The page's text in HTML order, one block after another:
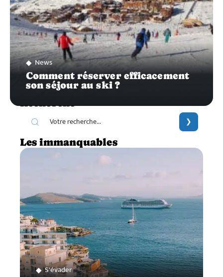
News
Comment réserver efficacement
son séjour au ski ?
Recherche
Les immanquables
S'évader